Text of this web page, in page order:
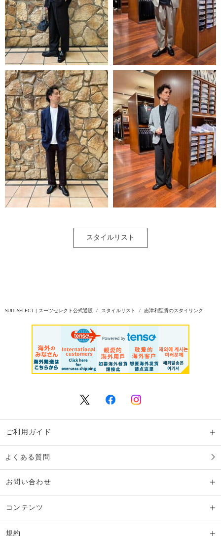
スタイルリスト
SUIT SELECT | スーツセレクト公式通販 スタイルリスト 志津利聖貴のスタイリング
ご利用ガイド
よくある質問
お問い合わせ
コンテンツ
規約